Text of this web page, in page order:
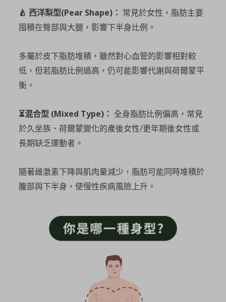
🍐 西洋梨型(Pear Shape)： 常見於女性，脂肪主要
囤積在臀部與大腿，影響下半身比例。
多屬於皮下脂肪堆積，雖然對心血管的影響相對較
低，但若脂肪比例過高，仍可能影響代謝與荷爾蒙平
衡。
⏳混合型 (Mixed Type)： 全身脂肪比例偏高，常見
於久坐族、荷爾蒙變化的產後女性/更年期後女性或
長期缺乏運動者。
隨著雌激素下降與肌肉量減少，脂肪可能同時堆積於
腹部與下半身，使慢性疾病風險上升。